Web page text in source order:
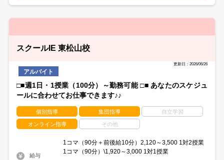
スクールIE 東松山校
更新日：2026/06/26
アルバイト
□■週1日・1授業（100分）～勤務可能 □■ あなたのスケジュ
ールに合わせてお仕事できます♪♪
個別指導 集団指導 自立学習
オンライン指導 その他
給与
1コマ（90分＋前後給10分）2,120～3,500 1対2授業
1コマ（90分）\1,920～3,000 1対1授業